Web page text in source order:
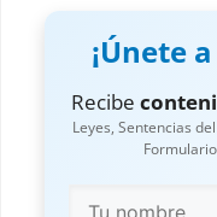
¡Únete
Recibe
Leyes, Sentencias